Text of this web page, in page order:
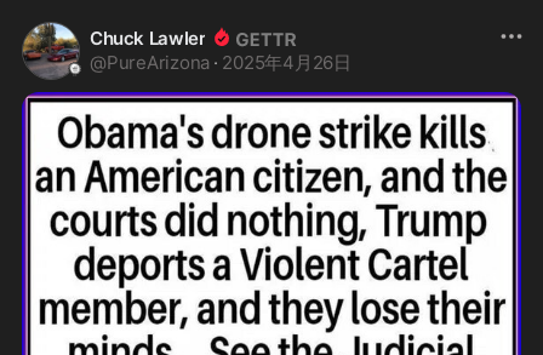
Chuck Lawler
@PureArizona · 2025年4月26日